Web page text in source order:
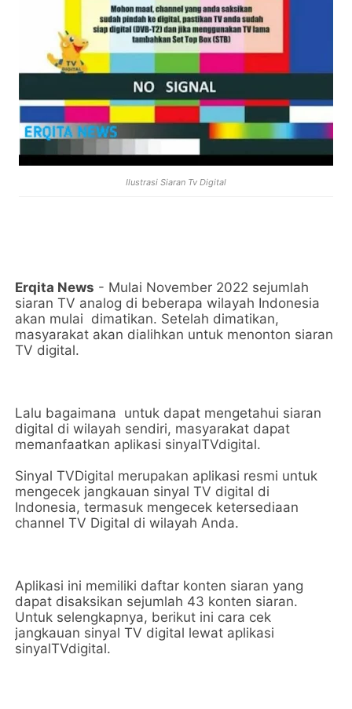
Ilustrasi Siaran Tv Digital
Erqita News - Mulai November 2022 sejumlah
siaran TV analog di beberapa wilayah Indonesia
akan mulai dimatikan. Setelah dimatikan,
masyarakat akan dialihkan untuk menonton siaran
TV digital.
Lalu bagaimana untuk dapat mengetahui siaran
digital di wilayah sendiri, masyarakat dapat
memanfaatkan aplikasi sinyalTVdigital.
Sinyal TVDigital merupakan aplikasi resmi untuk
mengecek jangkauan sinyal TV digital di
Indonesia, termasuk mengecek ketersediaan
channel TV Digital di wilayah Anda.
Aplikasi ini memiliki daftar konten siaran yang
dapat disaksikan sejumlah 43 konten siaran.
Untuk selengkapnya, berikut ini cara cek
jangkauan sinyal TV digital lewat aplikasi
sinyalTVdigital.